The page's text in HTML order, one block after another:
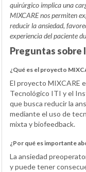
quirúrgico implica una
MIXCARE nos permiten
reducir la ansiedad,
experiencia del paciente
Preguntas sobre
¿Qué es el proyecto
El proyecto MIXCARE
Tecnológico ITI y el
que busca reducir la
mediante el uso de
mixta y biofeedback.
¿Por qué es importante
La ansiedad
y puede tener